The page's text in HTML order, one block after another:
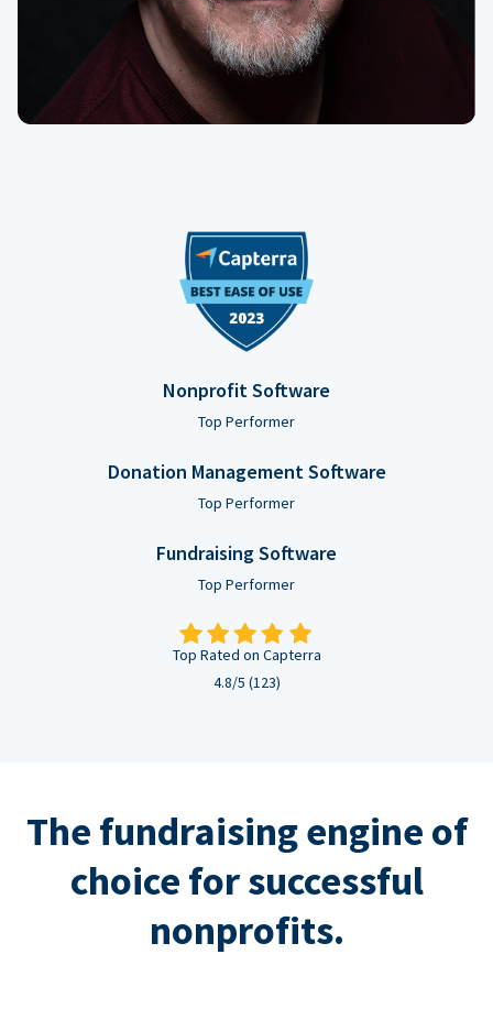
Nonprofit Software
Top Performer
Donation Management Software
Top Performer
Fundraising Software
Top Performer
Top Rated on Capterra
4.8/5 (123)
The fundraising engine of
choice for successful
nonprofits.